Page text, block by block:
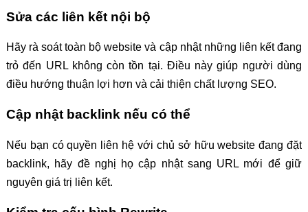
Sửa các liên kết nội bộ
Hãy rà soát toàn bộ website và cập nhật những liên kết đang
trỏ đến URL không còn tồn tại. Điều này giúp người dùng
điều hướng thuận lợi hơn và cải thiện chất lượng SEO.
Cập nhật backlink nếu có thể
Nếu bạn có quyền liên hệ với chủ sở hữu website đang đặt
backlink, hãy đề nghị họ cập nhật sang URL mới để giữ
nguyên giá trị liên kết.